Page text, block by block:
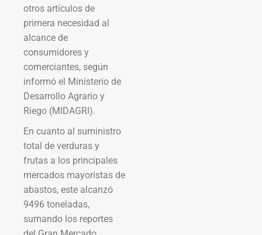
otros artículos de
primera necesidad al
alcance de
consumidores y
comerciantes, según
informó el Ministerio de
Desarrollo Agrario y
Riego (MIDAGRI).
En cuanto al suministro
total de verduras y
frutas a los principales
mercados mayoristas de
abastos, este alcanzó
9496 toneladas,
sumando los reportes